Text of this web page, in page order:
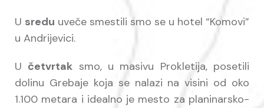
U sredu uveče smestili smo se u hotel “Komovi”
u Andrijevici.
U četvrtak smo, u masivu Prokletija, posetili
dolinu Grebaje koja se nalazi na visini od oko
1.100 metara i idealno je mesto za planinarsko-